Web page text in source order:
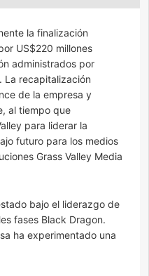
la finalización
US$220 millones
administrados por
La recapitalización
de la empresa y
al tiempo que
para liderar la
futuro para los medios
Grass Valley Media
bajo el liderazgo de
fases Black Dragon.
ha experimentado una